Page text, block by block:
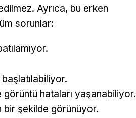
Ayrıca, bu erken
sorunlar:
görüntü hataları yaşanabiliyor.
şekilde görünüyor.